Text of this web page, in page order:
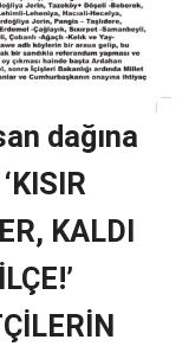
dağına
KALDI